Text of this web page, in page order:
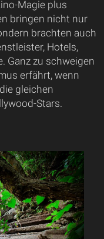
Magie plus
bringen nicht nur
brachten auch
Hotels,
Ganz zu schweigen
erfährt, wenn
gleichen
Stars.